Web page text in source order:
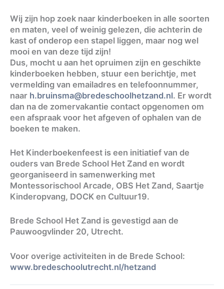
Wij zijn hop zoek naar kinderboeken in alle soorten
en maten, veel of weinig gelezen, die achterin de
kast of onderop een stapel liggen, maar nog wel
mooi en van deze tijd zijn!
Dus, mocht u aan het opruimen zijn en geschikte
kinderboeken hebben, stuur een berichtje, met
vermelding van emailadres en telefoonnummer,
naar h.bruinsma@bredeschoolhetzand.nl. Er wordt
dan na de zomervakantie contact opgenomen om
een afspraak voor het afgeven of ophalen van de
boeken te maken.
Het Kinderboekenfeest is een initiatief van de
ouders van Brede School Het Zand en wordt
georganiseerd in samenwerking met
Montessorischool Arcade, OBS Het Zand, Saartje
Kinderopvang, DOCK en Cultuur19.
Brede School Het Zand is gevestigd aan de
Pauwoogvlinder 20, Utrecht.
Voor overige activiteiten in de Brede School:
www.bredeschoolutrecht.nl/hetzand